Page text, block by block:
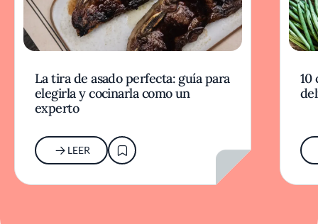
La tira de asado perfecta: guía para
elegirla y cocinarla como un
experto
LEER
10